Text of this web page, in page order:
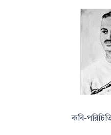
কবি-